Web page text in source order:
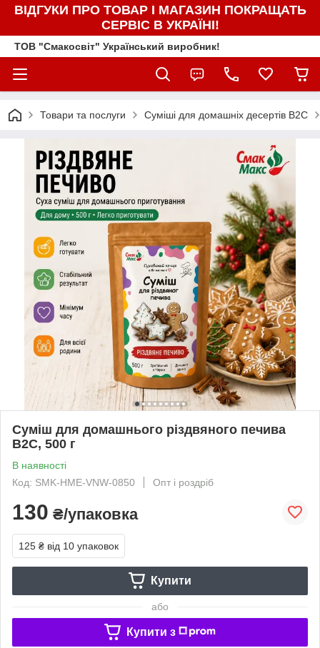
ВІДГУКИ ПРО ТОВАР І МАГАЗИН ПОКРАЩАТЬ
СЕРВІС В УКРАЇНІ!
ТОВ "Смакосвіт" Український виробник!
Товари та послуги Суміші для домашніх десертів B2C
Суміш для домашнього різдвяного печива
B2C, 500 г
В наявності
Код: SMK-HME-VNW-0850
Опт і роздріб
130 ₴/упаковка
125 ₴ від 10 упаковок
Купити
або
Купити з